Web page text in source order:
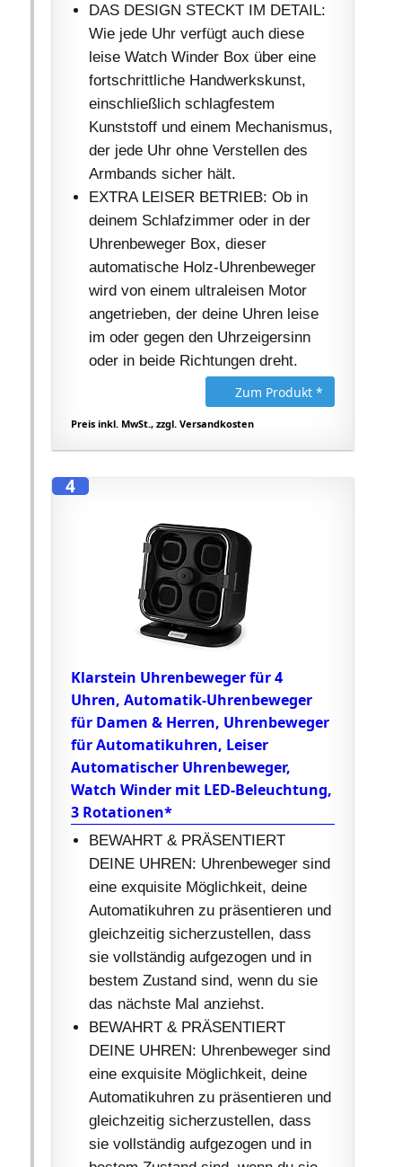
DAS DESIGN STECKT IM DETAIL:
Wie jede Uhr verfügt auch diese
leise Watch Winder Box über eine
fortschrittliche Handwerkskunst,
einschließlich schlagfestem
Kunststoff und einem Mechanismus,
der jede Uhr ohne Verstellen des
Armbands sicher hält.
EXTRA LEISER BETRIEB: Ob in
deinem Schlafzimmer oder in der
Uhrenbeweger Box, dieser
automatische Holz-Uhrenbeweger
wird von einem ultraleisen Motor
angetrieben, der deine Uhren leise
im oder gegen den Uhrzeigersinn
oder in beide Richtungen dreht.
Zum Produkt *
Preis inkl. MwSt., zzgl. Versandkosten
4
Klarstein Uhrenbeweger für 4
Uhren, Automatik-Uhrenbeweger
für Damen & Herren, Uhrenbeweger
für Automatikuhren, Leiser
Automatischer Uhrenbeweger,
Watch Winder mit LED-Beleuchtung,
3 Rotationen*
BEWAHRT & PRÄSENTIERT
DEINE UHREN: Uhrenbeweger sind
eine exquisite Möglichkeit, deine
Automatikuhren zu präsentieren und
gleichzeitig sicherzustellen, dass
sie vollständig aufgezogen und in
bestem Zustand sind, wenn du sie
das nächste Mal anziehst.
BEWAHRT & PRÄSENTIERT
DEINE UHREN: Uhrenbeweger sind
eine exquisite Möglichkeit, deine
Automatikuhren zu präsentieren und
gleichzeitig sicherzustellen, dass
sie vollständig aufgezogen und in